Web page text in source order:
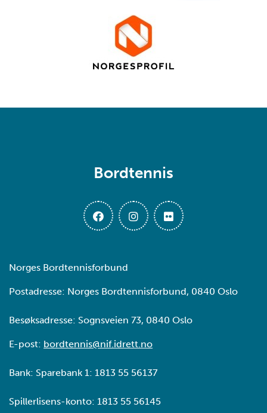
Bordtennis
Norges Bordtennisforbund
Postadresse: Norges Bordtennisforbund, 0840 Oslo
Besøksadresse: Sognsveien 73, 0840 Oslo
E-post: bordtennis@nif.idrett.no
Bank: Sparebank 1: 1813 55 56137
Spillerlisens-konto: 1813 55 56145